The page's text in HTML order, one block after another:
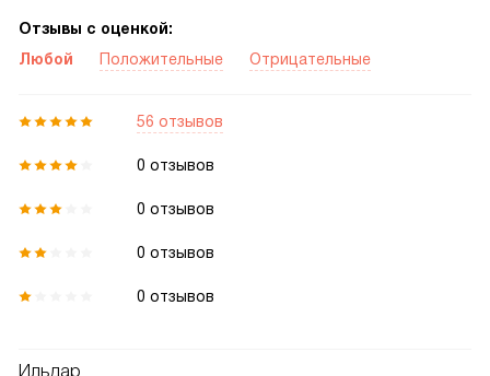
Отзывы с оценкой:
Любой
Положительные Отрицательные
56 отзывов
0 отзывов
0 отзывов
0 отзывов
0 отзывов
Ильдар